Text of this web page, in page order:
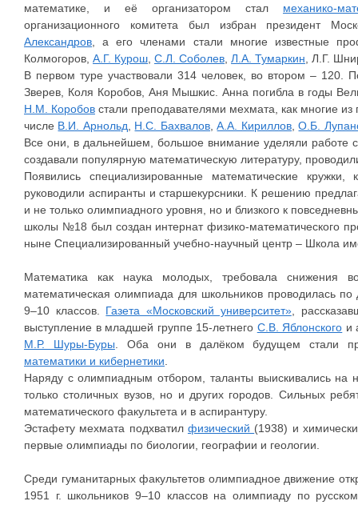
математике, и её организатором стал механико-
организационного комитета был избран президент
Александров , а его членами стали многие известные
Колмогоров, А.Г. Курош С.Л. Соболев Л.А. Тумаркин , Л.Г.
В первом туре участвовали 314 человек, во втором – 120.
Зверев, Коля Коробов, Аня Мышкис. Анна погибла в годы
Н.М. Коробов стали преподавателями мехмата, как многие
числе В.И. Арнольд Н.С. Бахвалов ,А.А. Кириллов ,О.Б.
Все они, в дальнейшем, большое внимание уделяли работе
создавали популярную математическую литературу,
Появились специализированные математические
руководили аспиранты и старшекурсники. К решению
и не только олимпиадного уровня, но и близкого к
школы №18 был создан интернат физико-математического
ныне Специализированный учебно-научный центр – Школа
Математика как наука молодых, требовала снижения
математическая олимпиада для школьников проводилась
9–10 классов. Газета «Московский университет»,
выступление в младшей группе 15-летнего С.В. Яблонского и
М.Р. Шуры-Буры . Оба они в далёком будущем стали
математики и кибернетики
Наряду с олимпиадным отбором, таланты выискивались на
только столичных вузов, но и других городов. Сильных
математического факультета и в аспирантуру.
Эстафету мехмата подхватил физический (1938) и
первые олимпиады по биологии, географии и геологии.
Среди гуманитарных факультетов олимпиадное движение
1951 г. школьников 9–10 классов на олимпиаду по